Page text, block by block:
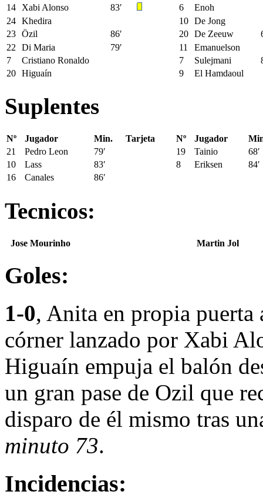
14 Xabi Alonso 83′ 6
Enoh
24 Khedira 10 De Jong
23 Özil 86′ 20 De Zeeuw
22
Di Maria 79′ 11
Emanuelson
7
Cristiano Ronaldo 7 Sulejmani
20 Higuaín 9 El Hamdaoul
Suplentes
Nº Jugador Min. Tarjeta Nº Jugador
21
Pedro Leon 79′ 19 Tainio
68′
10
Lass 83′ 8 Eriksen
84′
16
Canales 86′
Tecnicos:
Jose Mourinho Martin Jol
Goles:
1-0, Anita en propia puerta
córner lanzado por Xabi
Higuaín empuja el balón
un gran pase de Ozil que
disparo de él mismo tras
minuto 73.
Incidencias: